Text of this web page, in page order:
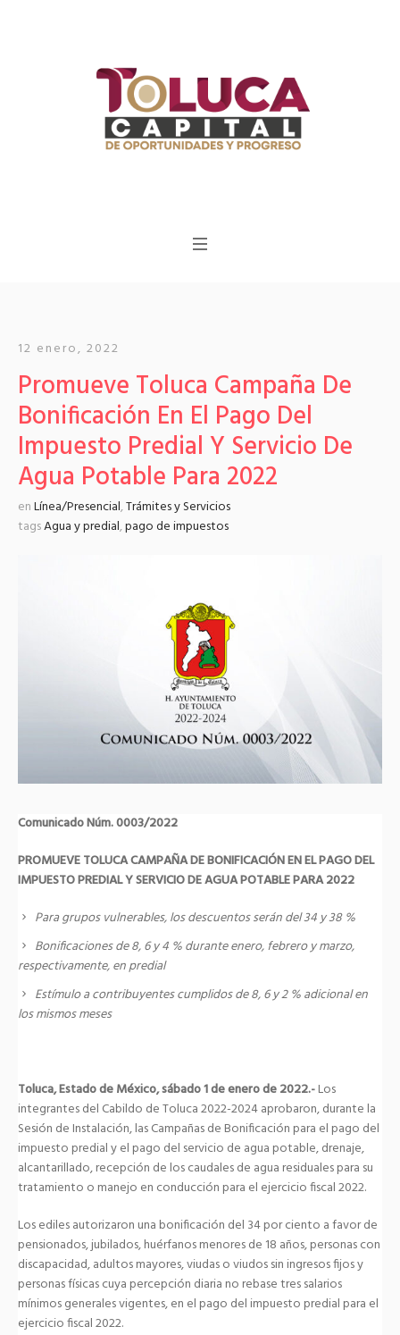
12 enero, 2022
Promueve Toluca Campaña De
Bonificación En El Pago Del
Impuesto Predial Y Servicio De
Agua Potable Para 2022
enLínea/Presencial,Trámites y Servicios
tagsAgua y predial,pago de impuestos
Comunicado Núm. 0003/2022
PROMUEVE TOLUCA CAMPAÑA DE BONIFICACIÓN EN EL PAGO DEL
IMPUESTO PREDIAL Y SERVICIO DE AGUA POTABLE PARA 2022
Para grupos vulnerables, los descuentos serán del 34 y 38 %
Bonificaciones de 8, 6 y 4 % durante enero, febrero y marzo,
respectivamente, en predial
Estímulo a contribuyentes cumplidos de 8, 6 y 2 % adicional en
los mismos meses
Toluca, Estado de México, sábado 1 de enero de 2022.-Los
integrantes del Cabildo de Toluca 2022-2024 aprobaron, durante la
Sesión de Instalación, las Campañas de Bonificación para el pago del
impuesto predial y el pago del servicio de agua potable, drenaje,
alcantarillado, recepción de los caudales de agua residuales para su
tratamiento o manejo en conducción para el ejercicio fiscal 2022.
Los ediles autorizaron una bonificación del 34 por ciento a favor de
pensionados, jubilados, huérfanos menores de 18 años, personas con
discapacidad, adultos mayores, viudas o viudos sin ingresos fijos y
personas físicas cuya percepción diaria no rebase tres salarios
mínimos generales vigentes, en el pago del impuesto predial para el
ejercicio fiscal 2022.